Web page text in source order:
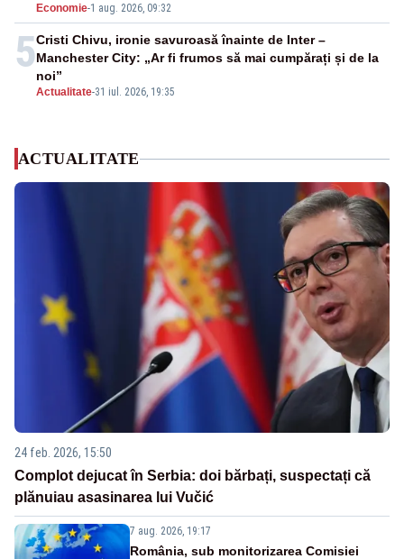
Economie-1 aug. 2026, 09:32
5
Actualitate-31 iul. 2026, 19:35
Cristi Chivu, ironie savuroasă înainte de Inter –
Manchester City: „Ar fi frumos să mai cumpărați și de la
noi”
ACTUALITATE
24 feb. 2026, 15:50
Complot dejucat în Serbia: doi bărbați, suspectați că
plănuiau asasinarea lui Vučić
7 aug. 2026, 19:17
România, sub monitorizarea Comisiei